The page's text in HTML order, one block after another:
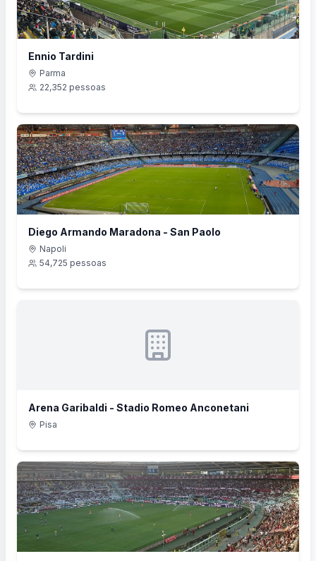
Ennio Tardini
Parma
22,352 pessoas
Diego Armando Maradona - San Paolo
Napoli
54,725 pessoas
Arena Garibaldi - Stadio Romeo Anconetani
Pisa